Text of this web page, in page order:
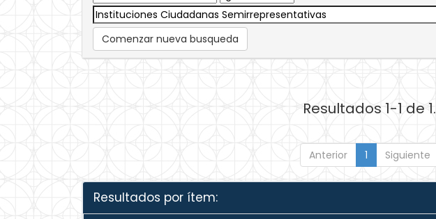
Comenzar nueva busqueda
Resultados 1-1 de 1.
Anterior 1 Siguiente
Resultados por ítem: